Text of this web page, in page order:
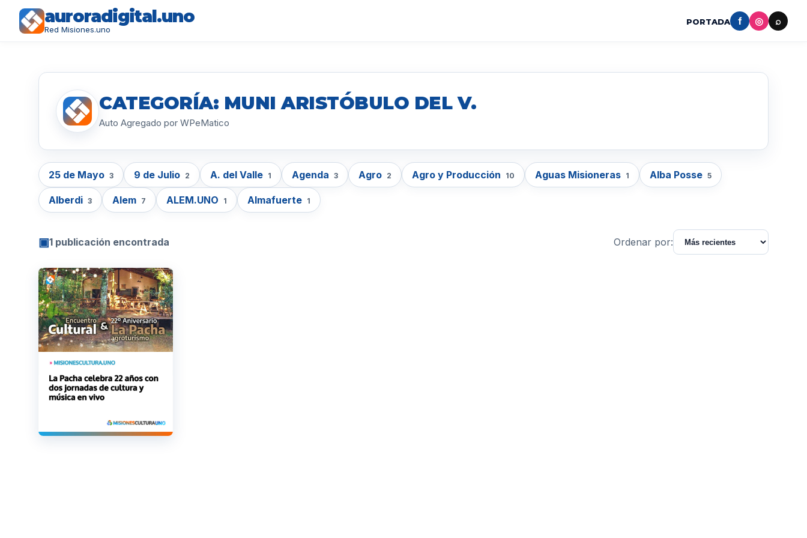
auroradigital.uno
Red Misiones.uno
PORTADA f ◎ ⌕
CATEGORÍA: MUNI ARISTÓBULO DEL V.
Auto Agregado por WPeMatico
25 de Mayo 3 9 de Julio 2 A. del Valle 1 Agenda 3 Agro 2 Agro y Producción 10 Aguas Misioneras 1 Alba Posse 5
Alberdi 3 Alem 7 ALEM.UNO 1 Almafuerte 1
▣1 publicación encontrada Ordenar por: